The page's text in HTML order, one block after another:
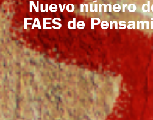
Nuevo número
FAES de